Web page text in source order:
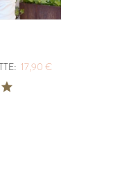
€
17,90 €
17,90 €